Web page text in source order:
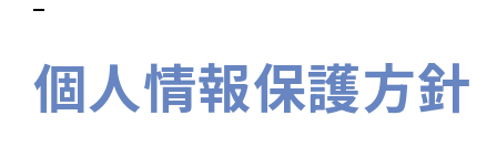
個人情報保護方針